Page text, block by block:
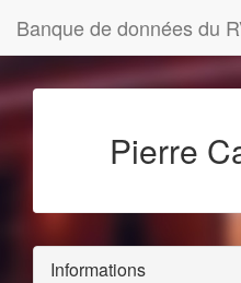
Banque de données du
Pierre
Informations